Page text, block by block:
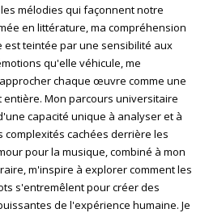
mélodies qui façonnent notre
en littérature, ma compréhension
est teintée par une sensibilité aux
qu'elle véhicule, me
chaque œuvre comme une
entière. Mon parcours universitaire
capacité unique à analyser et à
complexités cachées derrière les
pour la musique, combiné à mon
m'inspire à explorer comment les
s'entremêlent pour créer des
de l'expérience humaine. Je